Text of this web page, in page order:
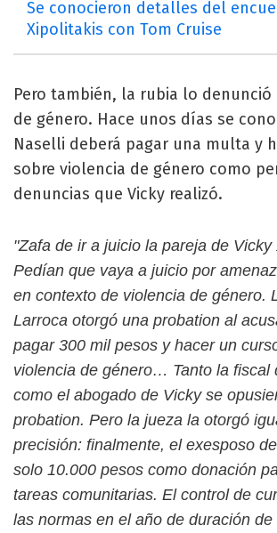
Se conocieron detalles del
Xipolitakis con Tom Cruise
Pero también, la rubia lo
de género. Hace unos días se
Naselli deberá pagar una multa y
sobre violencia de género como
denuncias que Vicky realizó.
"Zafa de ir a juicio la pareja de Vicky
Pedían que vaya a juicio por
en contexto de violencia de género.
Larroca otorgó una probation al
pagar 300 mil pesos y hacer un
violencia de género… Tanto la fiscal
como el abogado de Vicky se
probation. Pero la jueza la otorgó
precisión: finalmente, el exesposo
solo 10.000 pesos como donación
tareas comunitarias. El control de
las normas en el año de duración